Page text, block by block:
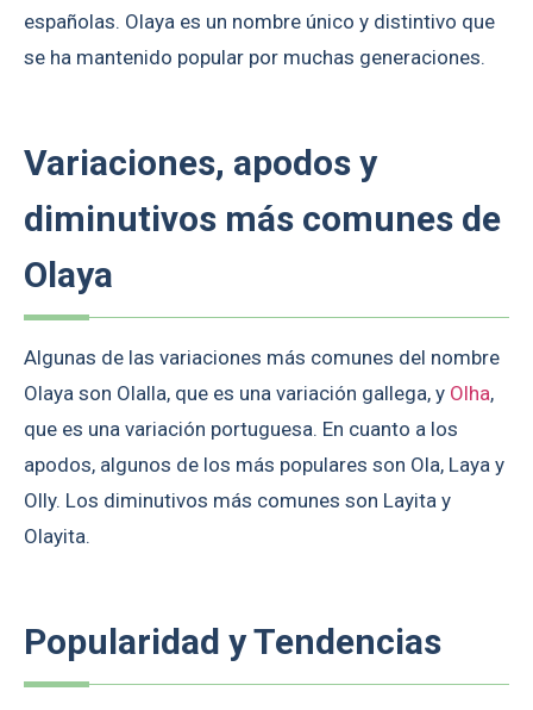
españolas. Olaya es un nombre único y distintivo que
se ha mantenido popular por muchas generaciones.
Variaciones, apodos y
diminutivos más comunes de
Olaya
Algunas de las variaciones más comunes del nombre
Olaya son Olalla, que es una variación gallega, y Olha,
que es una variación portuguesa. En cuanto a los
apodos, algunos de los más populares son Ola, Laya y
Olly. Los diminutivos más comunes son Layita y
Olayita.
Popularidad y Tendencias